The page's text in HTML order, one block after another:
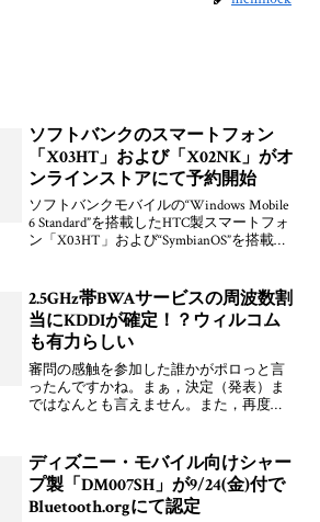
ソフトバンクのスマートフォン
「X03HT」および「X02NK」がオ
ンラインストアにて予約開始
ソフトバンクモバイルの“Windows Mobile
6 Standard”を搭載したHTC製スマートフォ
ン「X03HT」および“SymbianOS”を搭載し
2.5GHz帯BWAサービスの周波数割
当にKDDIが確定！？ウィルコム
も有力らしい
審問の感触を参加した誰かがポロっと言
ったんですかね。まぁ，決定（発表）ま
ではなんとも言えません。また，再度審
いるように見えますしね。SMB＆e-Access
陣営の主
ディズニー・モバイル向けシャー
プ製「DM007SH」が9/24(金)付で
Bluetooth.orgにて認定